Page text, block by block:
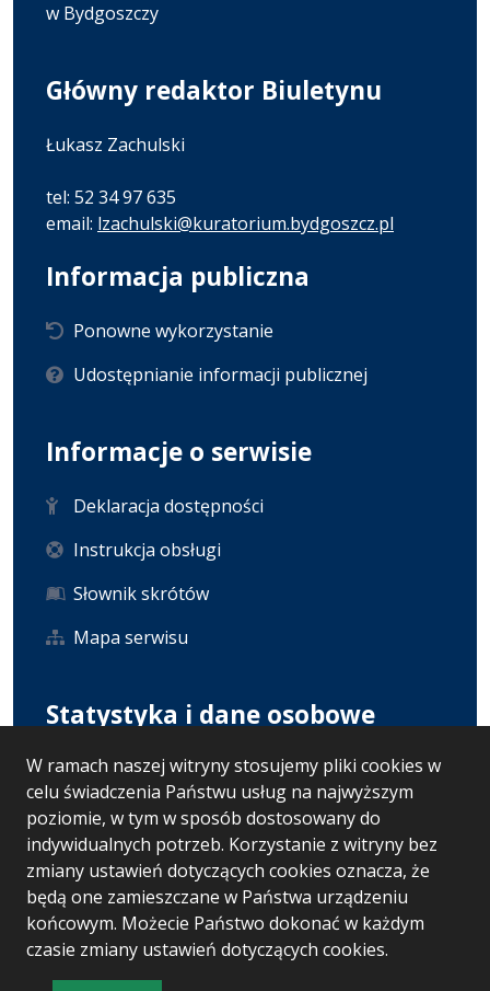
W ramach naszej witryny stosujemy pliki cookies w
celu świadczenia Państwu usług na najwyższym
poziomie, w tym w sposób dostosowany do
indywidualnych potrzeb. Korzystanie z witryny bez
zmiany ustawień dotyczących cookies oznacza, że
będą one zamieszczane w Państwa urządzeniu
końcowym. Możecie Państwo dokonać w każdym
czasie zmiany ustawień dotyczących cookies.
w Bydgoszczy
Główny redaktor Biuletynu
Łukasz Zachulski
tel: 52 34 97 635
email: lzachulski@kuratorium.bydgoszcz.pl
Informacja publiczna
Ponowne wykorzystanie
Udostępnianie informacji publicznej
Informacje o serwisie
Deklaracja dostępności
Instrukcja obsługi
Słownik skrótów
Mapa serwisu
Statystyka i dane osobowe
Statystyki oglądalności
Ostatnio dodane
RODO
Wersja systemu: 5.7.0 [50]
Ostatnia aktualizacja BIP: 05.08.2026 12:00